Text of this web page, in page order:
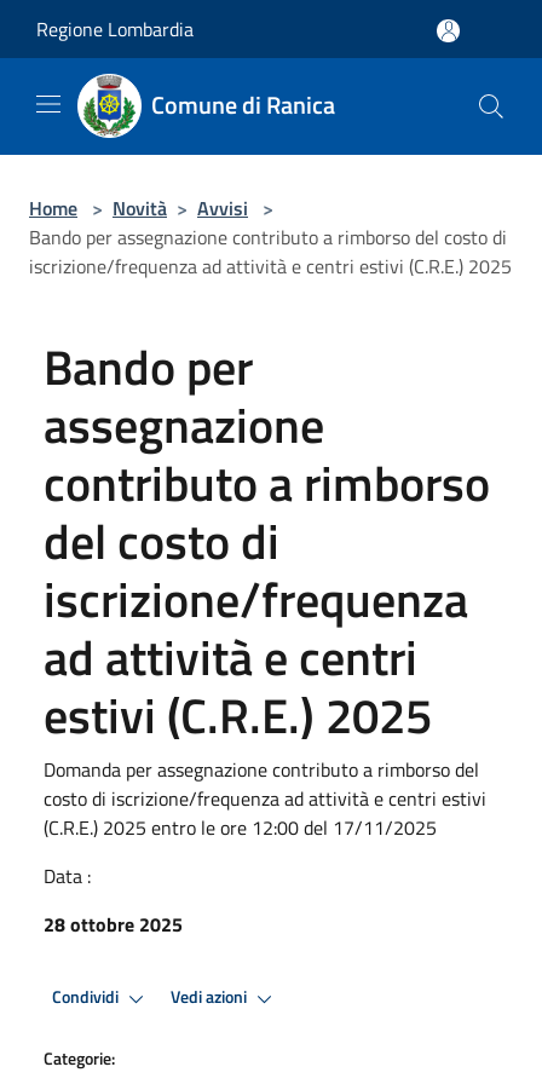
Regione Lombardia
Comune di Ranica
Home > Novità > Avvisi >
Bando per assegnazione contributo a rimborso del costo di
iscrizione/frequenza ad attività e centri estivi (C.R.E.) 2025
Bando per
assegnazione
contributo a rimborso
del costo di
iscrizione/frequenza
ad attività e centri
estivi (C.R.E.) 2025
Domanda per assegnazione contributo a rimborso del
costo di iscrizione/frequenza ad attività e centri estivi
(C.R.E.) 2025 entro le ore 12:00 del 17/11/2025
Data :
28 ottobre 2025
Condividi Vedi azioni
Categorie: